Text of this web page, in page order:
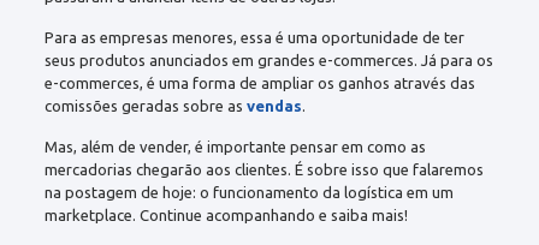
Para as empresas menores, essa é uma oportunidade de ter
seus produtos anunciados em grandes e-commerces. Já para os
e-commerces, é uma forma de ampliar os ganhos através das
comissões geradas sobre as vendas
Mas, além de vender, é importante pensar em como as
mercadorias chegarão aos clientes. É sobre isso que falaremos
na postagem de hoje: o funcionamento da logística em um
marketplace. Continue acompanhando e saiba mais!